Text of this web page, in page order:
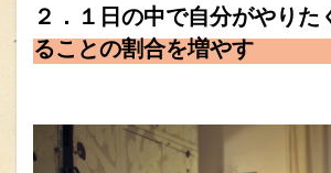
２．１日の中で自分がやりた
ることの割合を増やす